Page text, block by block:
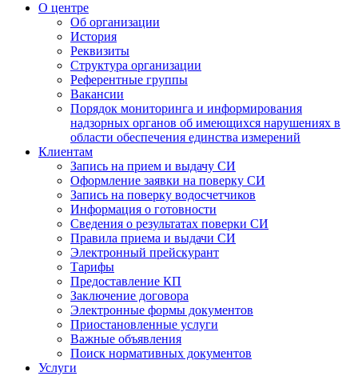
О центре
Об организации
История
Реквизиты
Структура организации
Референтные группы
Вакансии
Порядок мониторинга и информирования
надзорных органов об имеющихся нарушениях в
области обеспечения единства измерений
Клиентам
Запись на прием и выдачу СИ
Оформление заявки на поверку СИ
Запись на поверку водосчетчиков
Информация о готовности
Сведения о результатах поверки СИ
Правила приема и выдачи СИ
Электронный прейскурант
Тарифы
Предоставление КП
Заключение договора
Электронные формы документов
Приостановленные услуги
Важные объявления
Поиск нормативных документов
Услуги